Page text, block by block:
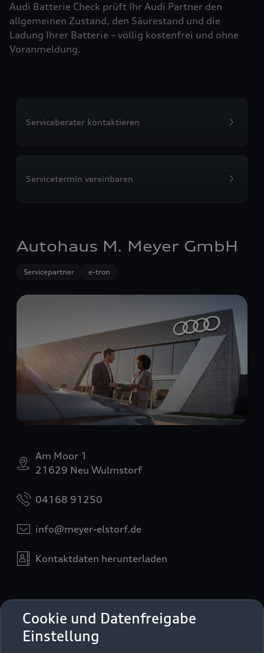
Cookie und Datenfreigabe
Einstellung
Audi Batterie Check prüft Ihr Audi Partner den
allgemeinen Zustand, den Säurestand und die
Ladung Ihrer Batterie – völlig kostenfrei und ohne
Voranmeldung.
Serviceberater kontaktieren
Servicetermin vereinbaren
Autohaus M. Meyer GmbH
Servicepartner e-tron
Am Moor 1
21629 Neu Wulmstorf
04168 91250
info@meyer-elstorf.de
Kontaktdaten herunterladen
Öffnungszeiten